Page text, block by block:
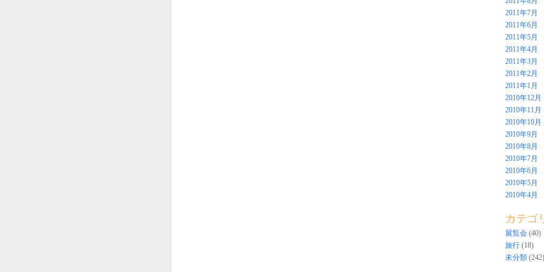
2011年7月
2011年6月
2011年5月
2011年4月
2011年3月
2011年2月
2011年1月
2010年12月
2010年11月
2010年10月
2010年9月
2010年8月
2010年7月
2010年6月
2010年5月
2010年4月
カテゴ
展覧会 (40)
旅行 (18)
未分類 (242)